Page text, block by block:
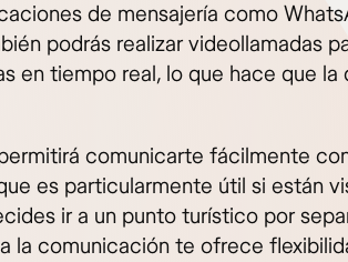
de mensajería como
podrás realizar videollamadas
en tiempo real, lo que hace que la
comunicarte fácilmente
es particularmente útil si están
ir a un punto turístico por
la comunicación te ofrece